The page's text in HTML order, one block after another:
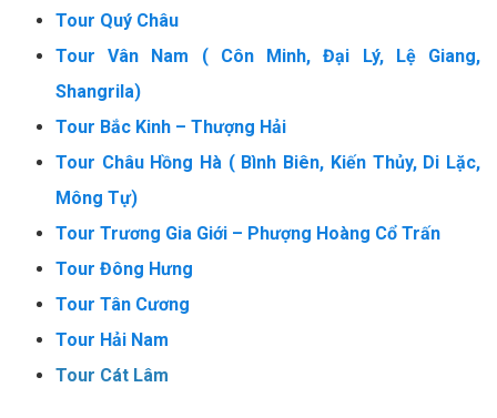
Tour Quý Châu
Tour Vân Nam ( Côn Minh, Đại Lý, Lệ Giang,
Shangrila)
Tour Bắc Kinh – Thượng Hải
Tour Châu Hồng Hà ( Bình Biên, Kiến Thủy, Di Lặc,
Mông Tự)
Tour Trương Gia Giới – Phượng Hoàng Cổ Trấn
Tour Đông Hưng
Tour Tân Cương
Tour Hải Nam
Tour Cát Lâm